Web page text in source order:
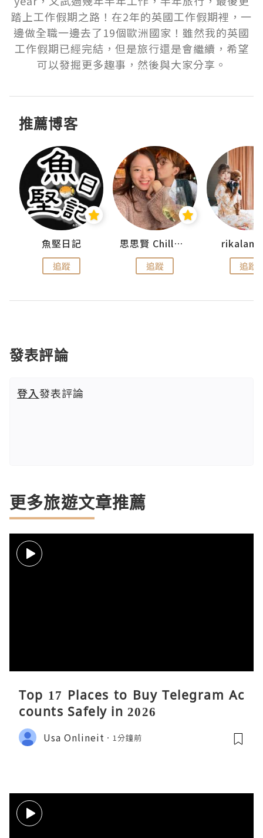
踏上工作假期之路！在2年的英國工作假期裡，一
邊做全職一邊去了19個歐洲國家！雖然我的英國
工作假期已經完結，但是旅行還是會繼續，希望
推薦博客
魚堅日記
追蹤
思思賢 ChillMyBabe
追蹤 追蹤
發表評論
登入發表評論
更多旅遊文章推薦
Top 17 Places to Buy Telegram Ac
counts Safely in 2026
Usa Onlineit 1分鐘前